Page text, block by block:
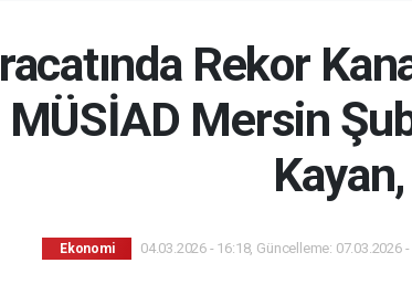
Rekor
MÜSİAD Mersin
Kayan,
Ekonomi 04.03.2026 - 16:18, Güncelleme: 07.03.2026